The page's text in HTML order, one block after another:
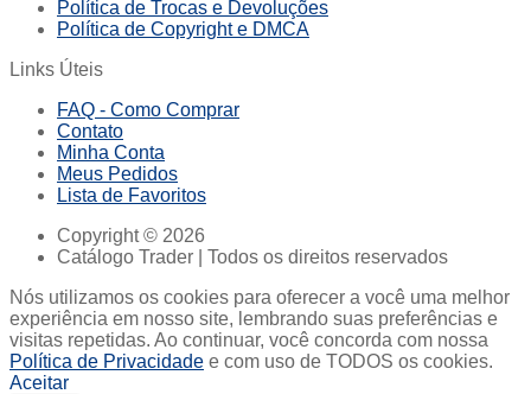
Política de Trocas e Devoluções
Política de Copyright e DMCA
Links Úteis
FAQ - Como Comprar
Contato
Minha Conta
Meus Pedidos
Lista de Favoritos
Copyright © 2026
Catálogo Trader | Todos os direitos reservados
Nós utilizamos os cookies para oferecer a você uma melhor
experiência em nosso site, lembrando suas preferências e
visitas repetidas. Ao continuar, você concorda com nossa
Política de Privacidade e com uso de TODOS os cookies.
Aceitar